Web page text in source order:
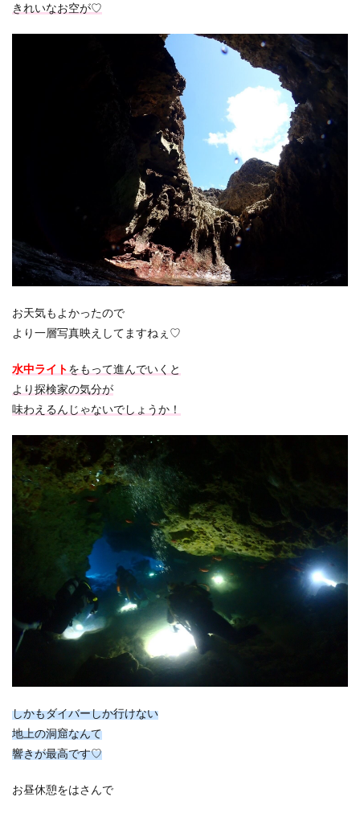
きれいなお空が♡
お天気もよかったので
より一層写真映えしてますねぇ♡
水中ライトをもって進んでいくと
より探検家の気分が
味わえるんじゃないでしょうか！
しかもダイバーしか行けない
地上の洞窟なんて
響きが最高です♡
お昼休憩をはさんで